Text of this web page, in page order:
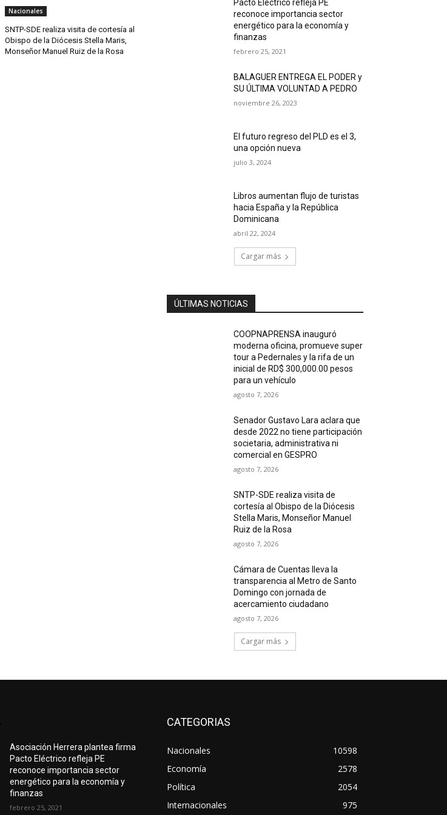
Nacionales
SNTP-SDE realiza visita de cortesía al
Obispo de la Diócesis Stella Maris,
Monseñor Manuel Ruiz de la Rosa
Pacto Eléctrico refleja PE
reconoce importancia sector
energético para la economía y
finanzas
febrero 25, 2021
BALAGUER ENTREGA EL PODER y
SU ÚLTIMA VOLUNTAD A PEDRO
noviembre 26, 2023
El futuro regreso del PLD es el 3,
una opción nueva
julio 3, 2024
Libros aumentan flujo de turistas
hacia España y la República
Dominicana
abril 22, 2024
Cargar más
ÚLTIMAS NOTICIAS
COOPNAPRENSA inauguró
moderna oficina, promueve super
tour a Pedernales y la rifa de un
inicial de RD$ 300,000.00 pesos
para un vehículo
agosto 7, 2026
Senador Gustavo Lara aclara que
desde 2022 no tiene participación
societaria, administrativa ni
comercial en GESPRO
agosto 7, 2026
SNTP-SDE realiza visita de
cortesía al Obispo de la Diócesis
Stella Maris, Monseñor Manuel
Ruiz de la Rosa
agosto 7, 2026
Cámara de Cuentas lleva la
transparencia al Metro de Santo
Domingo con jornada de
acercamiento ciudadano
agosto 7, 2026
Cargar más
Asociación Herrera plantea firma
Pacto Eléctrico refleja PE
reconoce importancia sector
energético para la economía y
finanzas
febrero 25, 2021
CATEGORIAS
Nacionales
10598
Economía
2578
Política
2054
Internacionales
975